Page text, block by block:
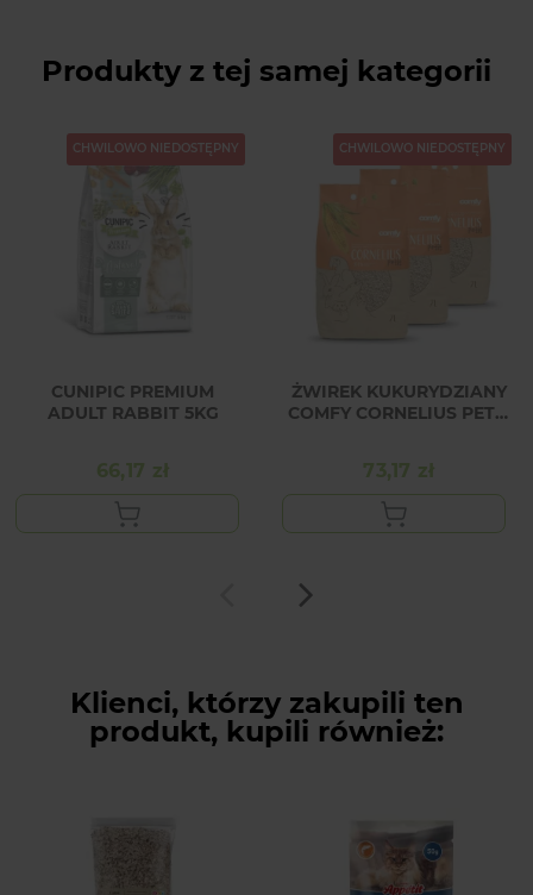
Produkty z tej samej kategorii
CHWILOWO NIEDOSTĘPNY
CUNIPIC PREMIUM
ADULT RABBIT 5KG
Cena
66,17 zł
CHWILOWO NIEDOSTĘPNY
ŻWIREK KUKURYDZIANY
COMFY CORNELIUS PETIT
Cena
73,17 zł
Klienci, którzy zakupili ten
produkt, kupili również: